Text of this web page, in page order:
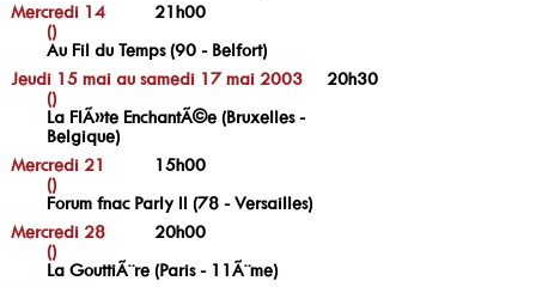
Mercredi 14
21h00
()
Au Fil du Temps (90 - Belfort)
Jeudi 15 mai au samedi 17 mai 2003
20h30
()
La FlÃ»te EnchantÃ©e (Bruxelles -
Belgique)
Mercredi 21
15h00
()
Forum fnac Parly II (78 - Versailles)
Mercredi 28
20h00
()
La GouttiÃ¨re (Paris - 11Ã¨me)